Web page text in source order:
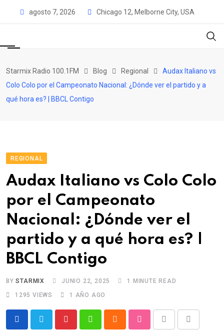
agosto 7, 2026 Chicago 12, Melborne City, USA
Starmix Radio 100.1FM Blog Regional
Audax Italiano vs
Colo Colo por el Campeonato Nacional: ¿Dónde ver el partido y a
qué hora es? | BBCL Contigo
REGIONAL
Audax Italiano vs Colo Colo
por el Campeonato
Nacional: ¿Dónde ver el
partido y a qué hora es? |
BBCL Contigo
BYSTARMIX JUNIO 22, 2025
1 MINUTE READ
1295 VIEWS 1 AÑO AGO